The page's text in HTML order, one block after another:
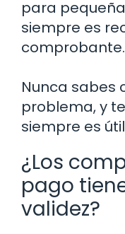
para
siempre es
comprobante.
Nunca sabes
problema, y
siempre es
¿Los
pago
validez?